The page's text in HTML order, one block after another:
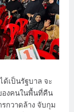
เป็นรัฐบาล จะ
องคนในพื้นที่คืน
กวาดล้าง จับกุม